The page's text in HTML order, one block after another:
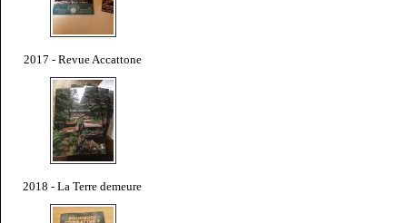
2017 - Revue Accattone
2018 - La Terre demeure